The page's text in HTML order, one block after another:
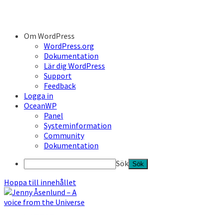
Om WordPress
WordPress.org
Dokumentation
Lär dig WordPress
Support
Feedback
Logga in
OceanWP
Panel
Systeminformation
Community
Dokumentation
Sök
Hoppa till innehållet